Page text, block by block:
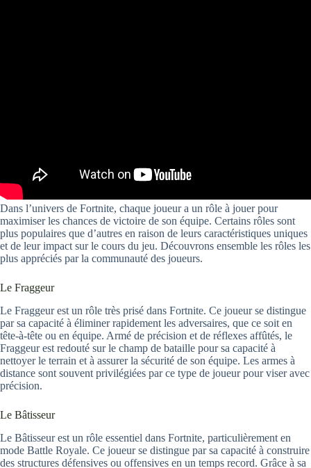
Dans l’univers de Fortnite, chaque joueur a un rôle à jouer pour
maximiser les chances de victoire de son équipe. Certains rôles sont
plus populaires que d’autres en raison de leurs caractéristiques uniques
et de leur impact sur le cours du jeu. Découvrons ensemble les rôles les
plus appréciés par la communauté des joueurs.
Le Fraggeur
Le Fraggeur est un rôle très prisé dans Fortnite. Ce joueur se distingue
par sa capacité à éliminer rapidement les adversaires, que ce soit en
tête-à-tête ou en équipe. Armé de précision et de réflexes affûtés, le
Fraggeur est redouté sur le champ de bataille pour sa capacité à
nettoyer le terrain et à assurer la sécurité de son équipe. Les armes à
distance sont souvent privilégiées par ce type de joueur pour viser avec
précision.
Le Bâtisseur
Le Bâtisseur est un rôle essentiel dans Fortnite, particulièrement en
mode Battle Royale. Ce joueur se distingue par sa capacité à construire
des structures défensives ou offensives en un temps record. Grâce à sa